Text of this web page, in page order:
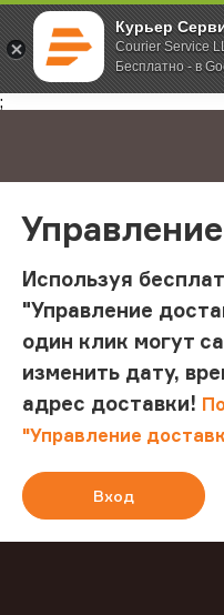
Курьер
Courier Service
Бесплатно - в
;
Главная Управление
Используя
"Управление
один клик могут
изменить дату,
адрес доставки!
"Управление
Вход